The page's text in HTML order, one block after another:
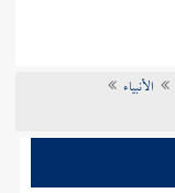
الأنبياء